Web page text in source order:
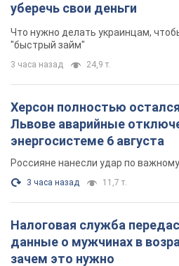
уберечь свои деньги
Что нужно делать украинцам,
"быстрый займ"
3 часа назад 24,9 т.
Херсон полностью
Львове аварийные
энергосистеме 6 августа
Россияне нанесли удар по
3 часа назад 11,7 т.
Налоговая служба
данные о мужчинах в
зачем это нужно